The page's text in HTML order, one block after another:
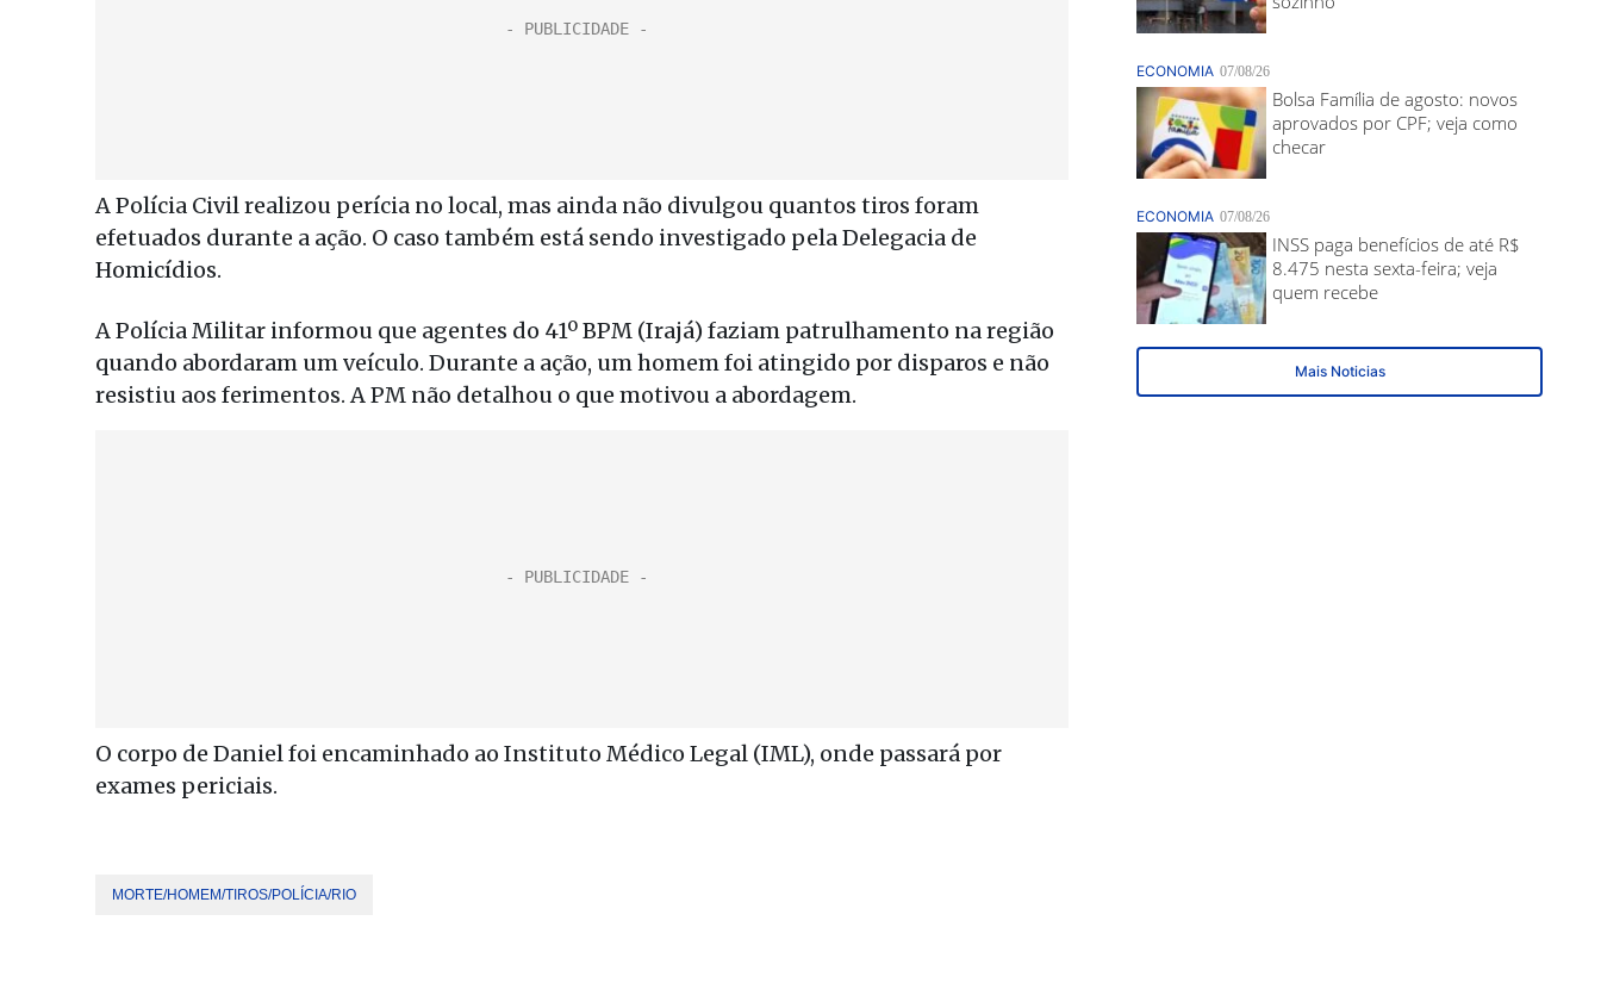
A Polícia Civil realizou perícia no local, mas ainda não divulgou quantos tiros foram
efetuados durante a ação. O caso também está sendo investigado pela Delegacia de
Homicídios.
A Polícia Militar informou que agentes do 41º BPM (Irajá) faziam patrulhamento na região
quando abordaram um veículo. Durante a ação, um homem foi atingido por disparos e não
resistiu aos ferimentos. A PM não detalhou o que motivou a abordagem.
O corpo de Daniel foi encaminhado ao Instituto Médico Legal (IML), onde passará por
exames periciais.
MORTE/HOMEM/TIROS/POLÍCIA/RIO